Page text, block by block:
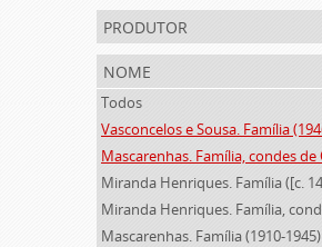
produtor
nome
Todos
Mascarenhas. Família (1910-1945)